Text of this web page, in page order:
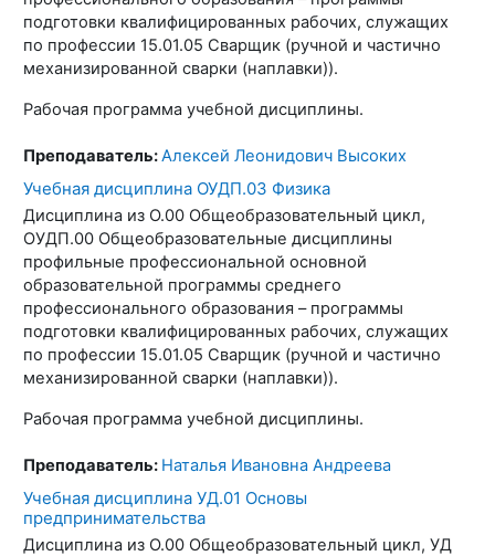
подготовки квалифицированных рабочих, служащих
по профессии 15.01.05 Сварщик (ручной и частично
механизированной сварки (наплавки)).
Рабочая программа учебной дисциплины.
Преподаватель:Алексей Леонидович Высоких
Учебная дисциплина ОУДП.03 Физика
Дисциплина из О.00 Общеобразовательный цикл,
ОУДП.00 Общеобразовательные дисциплины
профильные профессиональной основной
образовательной программы среднего
профессионального образования – программы
подготовки квалифицированных рабочих, служащих
по профессии 15.01.05 Сварщик (ручной и частично
механизированной сварки (наплавки)).
Рабочая программа учебной дисциплины.
Преподаватель: Наталья Ивановна Андреева
Учебная дисциплина УД.01 Основы
предпринимательства
Дисциплина из О.00 Общеобразовательный цикл, УД